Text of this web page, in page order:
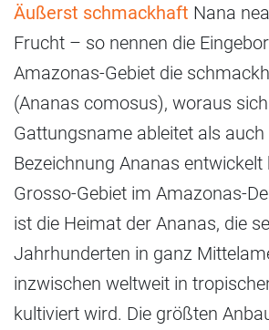
Äußerst schmackhaft Nana
Frucht – so nennen die
Amazonas-Gebiet die
(Ananas comosus), woraus
Gattungsname ableitet als
Bezeichnung Ananas
Grosso-Gebiet im Amazonas-
ist die Heimat der Ananas, die
Jahrhunderten in ganz
inzwischen weltweit in
kultiviert wird. Die größten